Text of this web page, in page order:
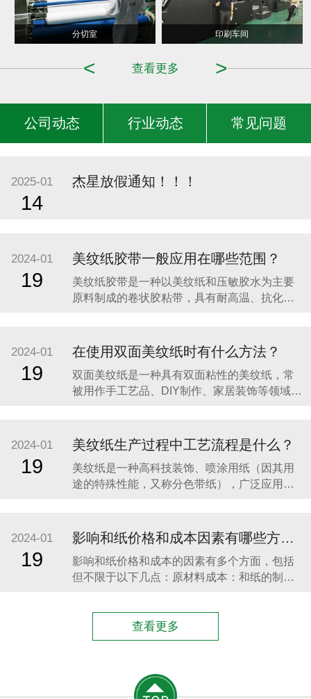
分切室 印刷车间
>
查看更多
<
造纸车间
公司动态 行业动态 常见问题
2025-01
14
杰星放假通知！！！
2024-01
19
美纹纸胶带一般应用在哪些范围？
​美纹纸胶带是一种以美纹纸和压敏胶水为主要
原料制成的卷状胶粘带，具有耐高温、抗化学
办公用品：美纹纸胶带是一种非常常用的办公
用品，它具有撕裂性好、粘合力强、拼接坚固
的特点，可以用来装订文件、保护文件、绑扎
纸张，或者用于
2024-01
19
在使用双面美纹纸时有什么方法？
​双面美纹纸是一种具有双面粘性的美纹纸，常
被用作手工艺品、DIY制作、家居装饰等领域的
如纸张、布料、塑料等。在使用双面美纹纸
时，可以按照以下步骤进行：​1、确保被粘贴的
表面干净、干燥、平整。2、选择合适的双面美
纹纸型号和
2024-01
19
美纹纸生产过程中工艺流程是什么？
​美纹纸是一种高科技装饰、喷涂用纸（因其用
途的特殊性能，又称分色带纸），广泛应用于
骤：​添加原料：首先需要添加制造美纹纸所需
的原料，如丙烯酸等。乳化：将原料加入乳化
罐进行乳化。反应釜加热：将乳化后的原料放
入反应釜进行加热
2024-01
19
影响和纸价格和成本因素有哪些方面？
​影响和纸价格和成本的因素有多个方面，包括
但不限于以下几点：原材料成本：和纸的制作
和售价。​生产工艺与技术：和纸的生产工艺相
对独特，传统的和纸制作工艺可能需要更多的
技术引入也会对成
查看更多